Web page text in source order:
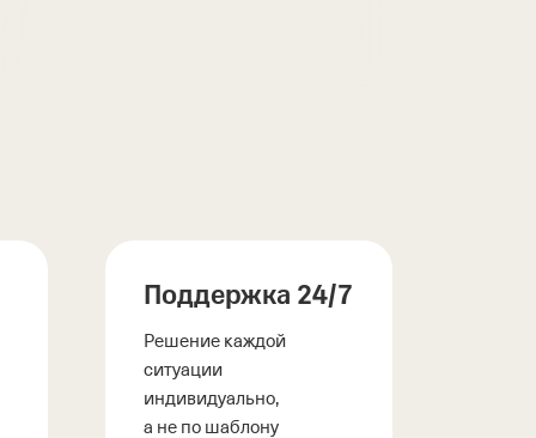
Поддержка 24/7
Решение каждой
ситуации
индивидуально,
а не по шаблону